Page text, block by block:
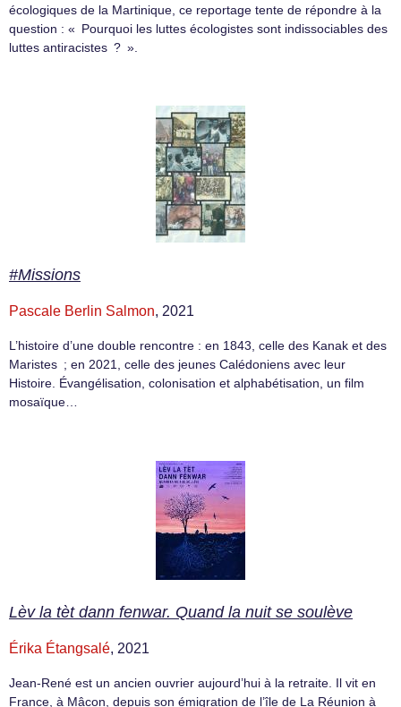
écologiques de la Martinique, ce reportage tente de répondre à la
question : « Pourquoi les luttes écologistes sont indissociables des
luttes antiracistes ? ».
#Missions
Pascale Berlin Salmon, 2021
L’histoire d’une double rencontre : en 1843, celle des Kanak et des
Maristes ; en 2021, celle des jeunes Calédoniens avec leur
Histoire. Évangélisation, colonisation et alphabétisation, un film
mosaïque…
Lèv la tèt dann fenwar. Quand la nuit se soulève
Érika Étangsalé, 2021
Jean-René est un ancien ouvrier aujourd’hui à la retraite. Il vit en
France, à Mâcon, depuis son émigration de l’île de La Réunion à